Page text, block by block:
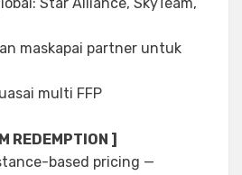
maskapai partner untuk
multi FFP
REDEMPTION ]
based pricing —